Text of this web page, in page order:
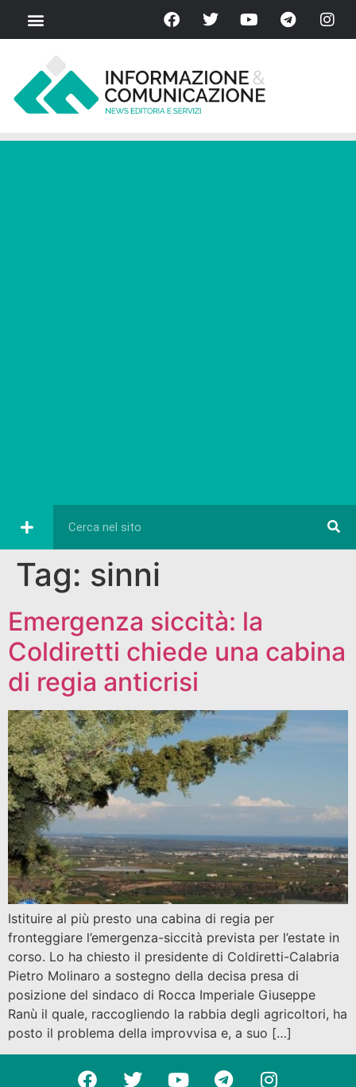
Tag: sinni
Emergenza siccità: la
Coldiretti chiede una cabina
di regia anticrisi
Istituire al più presto una cabina di regia per
fronteggiare l’emergenza-siccità prevista per l’estate in
corso. Lo ha chiesto il presidente di Coldiretti-Calabria
Pietro Molinaro a sostegno della decisa presa di
posizione del sindaco di Rocca Imperiale Giuseppe
Ranù il quale, raccogliendo la rabbia degli agricoltori, ha
posto il problema della improvvisa e, a suo […]